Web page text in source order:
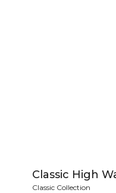
Classic High
Classic Collection